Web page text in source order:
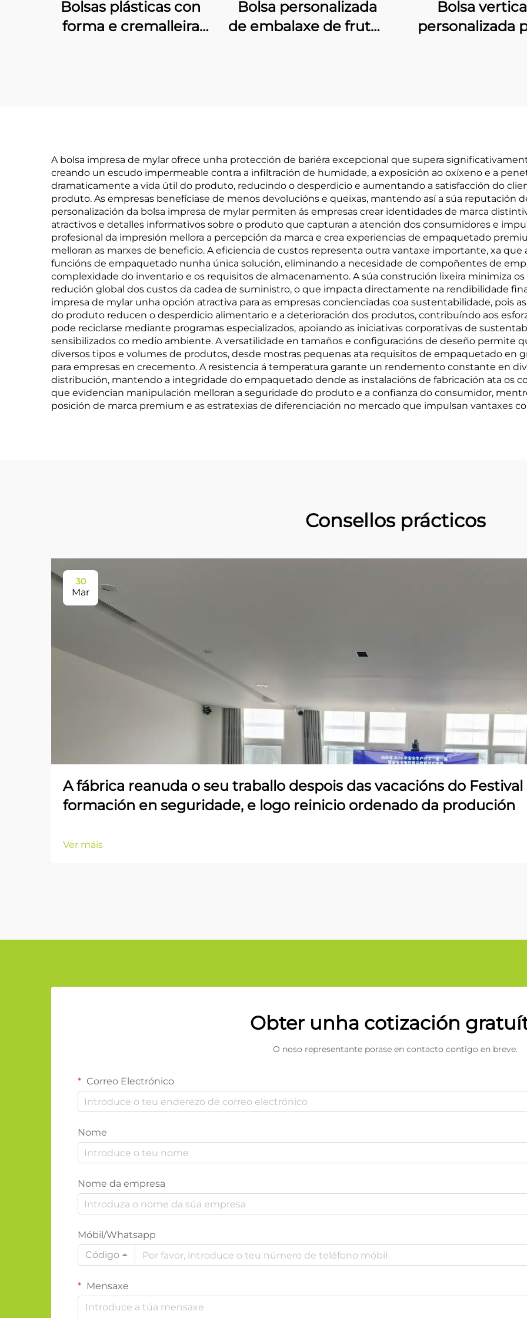
Bolsas plásticas con
forma e cremalleira
Bolsa personalizada
de embalaxe de frutos
Bolsa
personalizada
A bolsa impresa de mylar ofrece unha protección de bariéra excepcional que supera
creando un escudo impermeable contra a infiltración de humidade, a exposición ao oxíxeno e a
dramaticamente a vida útil do produto, reducindo o desperdicio e aumentando a satisfacción do
produto. As empresas benefíciase de menos devolucións e queixas, mantendo así a súa reputación
personalización da bolsa impresa de mylar permiten ás empresas crear identidades de marca
atractivos e detalles informativos sobre o produto que capturan a atención dos consumidores e
profesional da impresión mellora a percepción da marca e crea experiencias de empaquetado
melloran as marxes de beneficio. A eficiencia de custos representa outra vantaxe importante, xa
funcións de empaquetado nunha única solución, eliminando a necesidade de compoñentes de
complexidade do inventario e os requisitos de almacenamento. A súa construción lixeira minimiza
redución global dos custos da cadea de suministro, o que impacta directamente na rendibilidade
impresa de mylar unha opción atractiva para as empresas concienciadas coa sustentabilidade, pois
do produto reducen o desperdicio alimentario e a deterioración dos produtos, contribuíndo aos
pode reciclarse mediante programas especializados, apoiando as iniciativas corporativas de
sensibilizados co medio ambiente. A versatilidade en tamaños e configuracións de deseño permite
diversos tipos e volumes de produtos, desde mostras pequenas ata requisitos de empaquetado en
para empresas en crecemento. A resistencia á temperatura garante un rendemento constante en
distribución, mantendo a integridade do empaquetado dende as instalacións de fabricación ata os
que evidencian manipulación melloran a seguridade do produto e a confianza do consumidor,
posición de marca premium e as estratexias de diferenciación no mercado que impulsan vantaxes
Consellos prácticos
30
Mar
A fábrica reanuda o seu traballo despois das vacacións do
formación en seguridade, e logo reinicio ordenado da produción
Ver máis
Obter unha cotización
O noso representante porase en contacto contigo en breve.
Correo Electrónico
Nome
Nome da empresa
Móbil/Whatsapp
Código
Mensaxe